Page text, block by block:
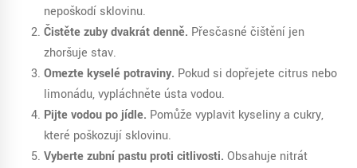
nepoškodí sklovinu.
Čistěte zuby dvakrát denně. Přesčasné čištění jen
zhoršuje stav.
Omezte kyselé potraviny. Pokud si dopřejete citrus nebo
limonádu, vypláchněte ústa vodou.
Pijte vodou po jídle. Pomůže vyplavit kyseliny a cukry,
které poškozují sklovinu.
Vyberte zubní pastu proti citlivosti. Obsahuje nitrát